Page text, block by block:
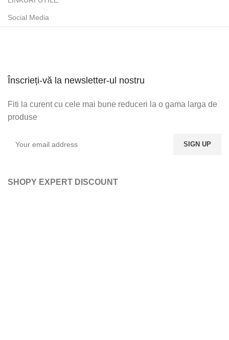
Social Media
Înscrieți-vă la newsletter-ul nostru
Fiti la curent cu cele mai bune reduceri la o gama larga de
produse
SHOPY EXPERT DISCOUNT